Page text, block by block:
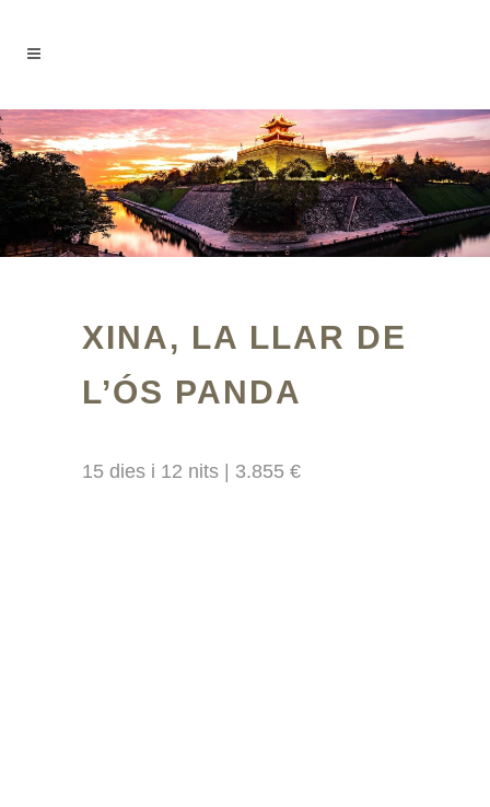
XINA, LA LLAR DE
L’ÓS PANDA
15 dies i 12 nits | 3.855 €